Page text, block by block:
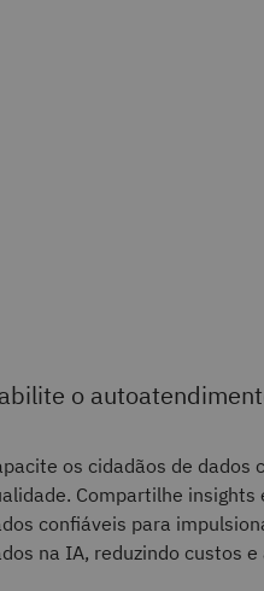
o
os cidadãos de dados
Compartilhe
confiáveis para
na IA, reduzindo custos